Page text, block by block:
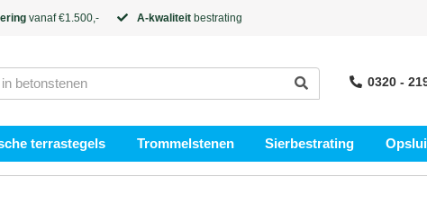
vanaf €1.500,- A-kwaliteit bestrating
0320 -
terrastegels Trommelstenen Sierbestrating